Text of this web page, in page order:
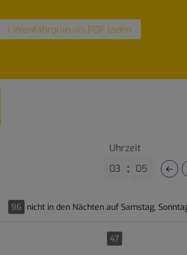
Linienfahrplan als PDF laden
Uhrzeit
:
96 nicht in den Nächten auf Samstag,
47